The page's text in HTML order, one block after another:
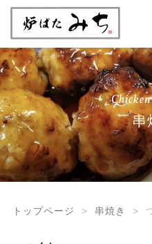
串
トップページ 串焼き